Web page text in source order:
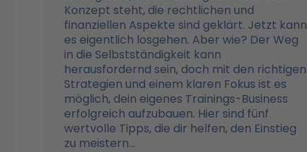
Konzept steht, die rechtlichen und
finanziellen Aspekte sind geklärt. Jetzt kann
es eigentlich losgehen. Aber wie? Der Weg
in die Selbstständigkeit kann
herausfordernd sein, doch mit den richtigen
Strategien und einem klaren Fokus ist es
möglich, dein eigenes Trainings-Business
erfolgreich aufzubauen. Hier sind fünf
wertvolle Tipps, die dir helfen, den Einstieg
zu meistern...